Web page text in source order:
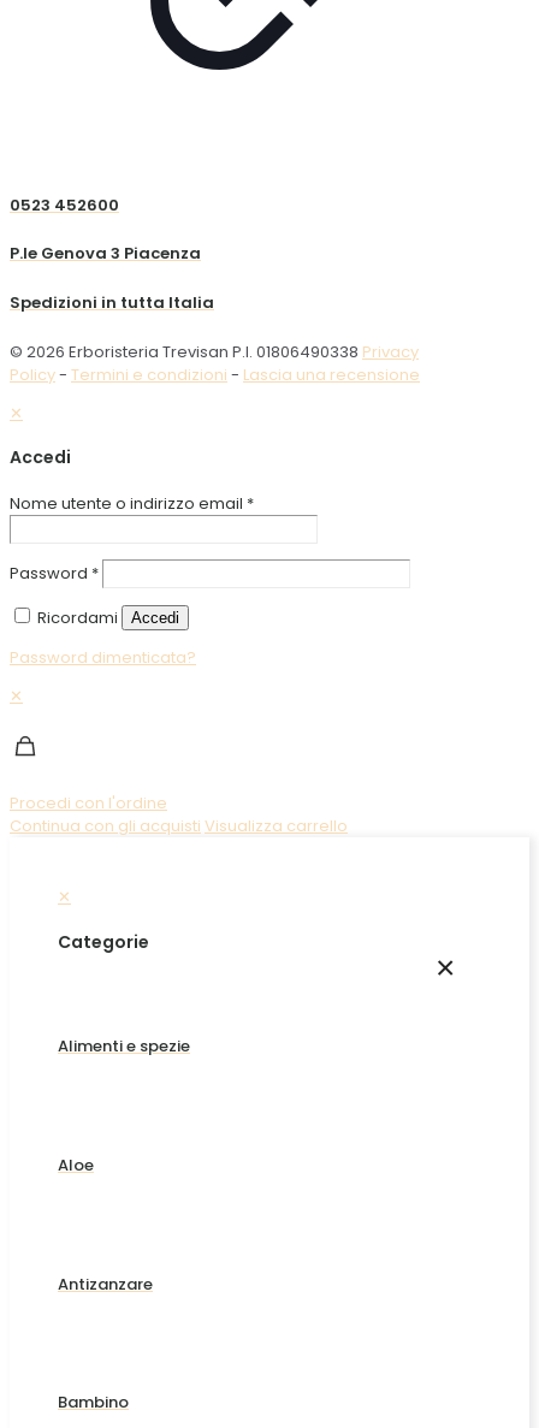
0523 452600
P.le Genova 3 Piacenza
Spedizioni in tutta Italia
© 2026 Erboristeria Trevisan P.I. 01806490338 Privacy
Policy- Termini e condizioni - Lascia una recensione
✕
Accedi
Nome utente o indirizzo email *
Password *
Ricordami
Accedi
Password dimenticata?
✕
Procedi con l'ordine
Continua con gli acquisti Visualizza carrello
✕
×
Categorie
Alimenti e spezie
Aloe
Antizanzare
Bambino